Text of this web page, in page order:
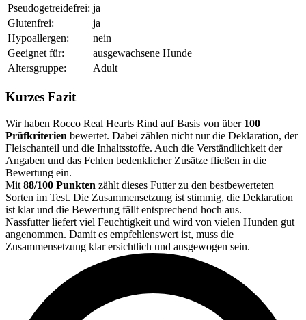
Pseudogetreidefrei: ja
Glutenfrei:
ja
Hypoallergen:
nein
Geeignet für:
ausgewachsene Hunde
Altersgruppe:
Adult
Kurzes Fazit
Wir haben Rocco Real Hearts Rind auf Basis von über 100
Prüfkriterien bewertet. Dabei zählen nicht nur die Deklaration, der
Fleischanteil und die Inhaltsstoffe. Auch die Verständlichkeit der
Angaben und das Fehlen bedenklicher Zusätze fließen in die
Bewertung ein.
Mit 88/100 Punkten zählt dieses Futter zu den bestbewerteten
Sorten im Test. Die Zusammensetzung ist stimmig, die Deklaration
ist klar und die Bewertung fällt entsprechend hoch aus.
Nassfutter liefert viel Feuchtigkeit und wird von vielen Hunden gut
angenommen. Damit es empfehlenswert ist, muss die
Zusammensetzung klar ersichtlich und ausgewogen sein.